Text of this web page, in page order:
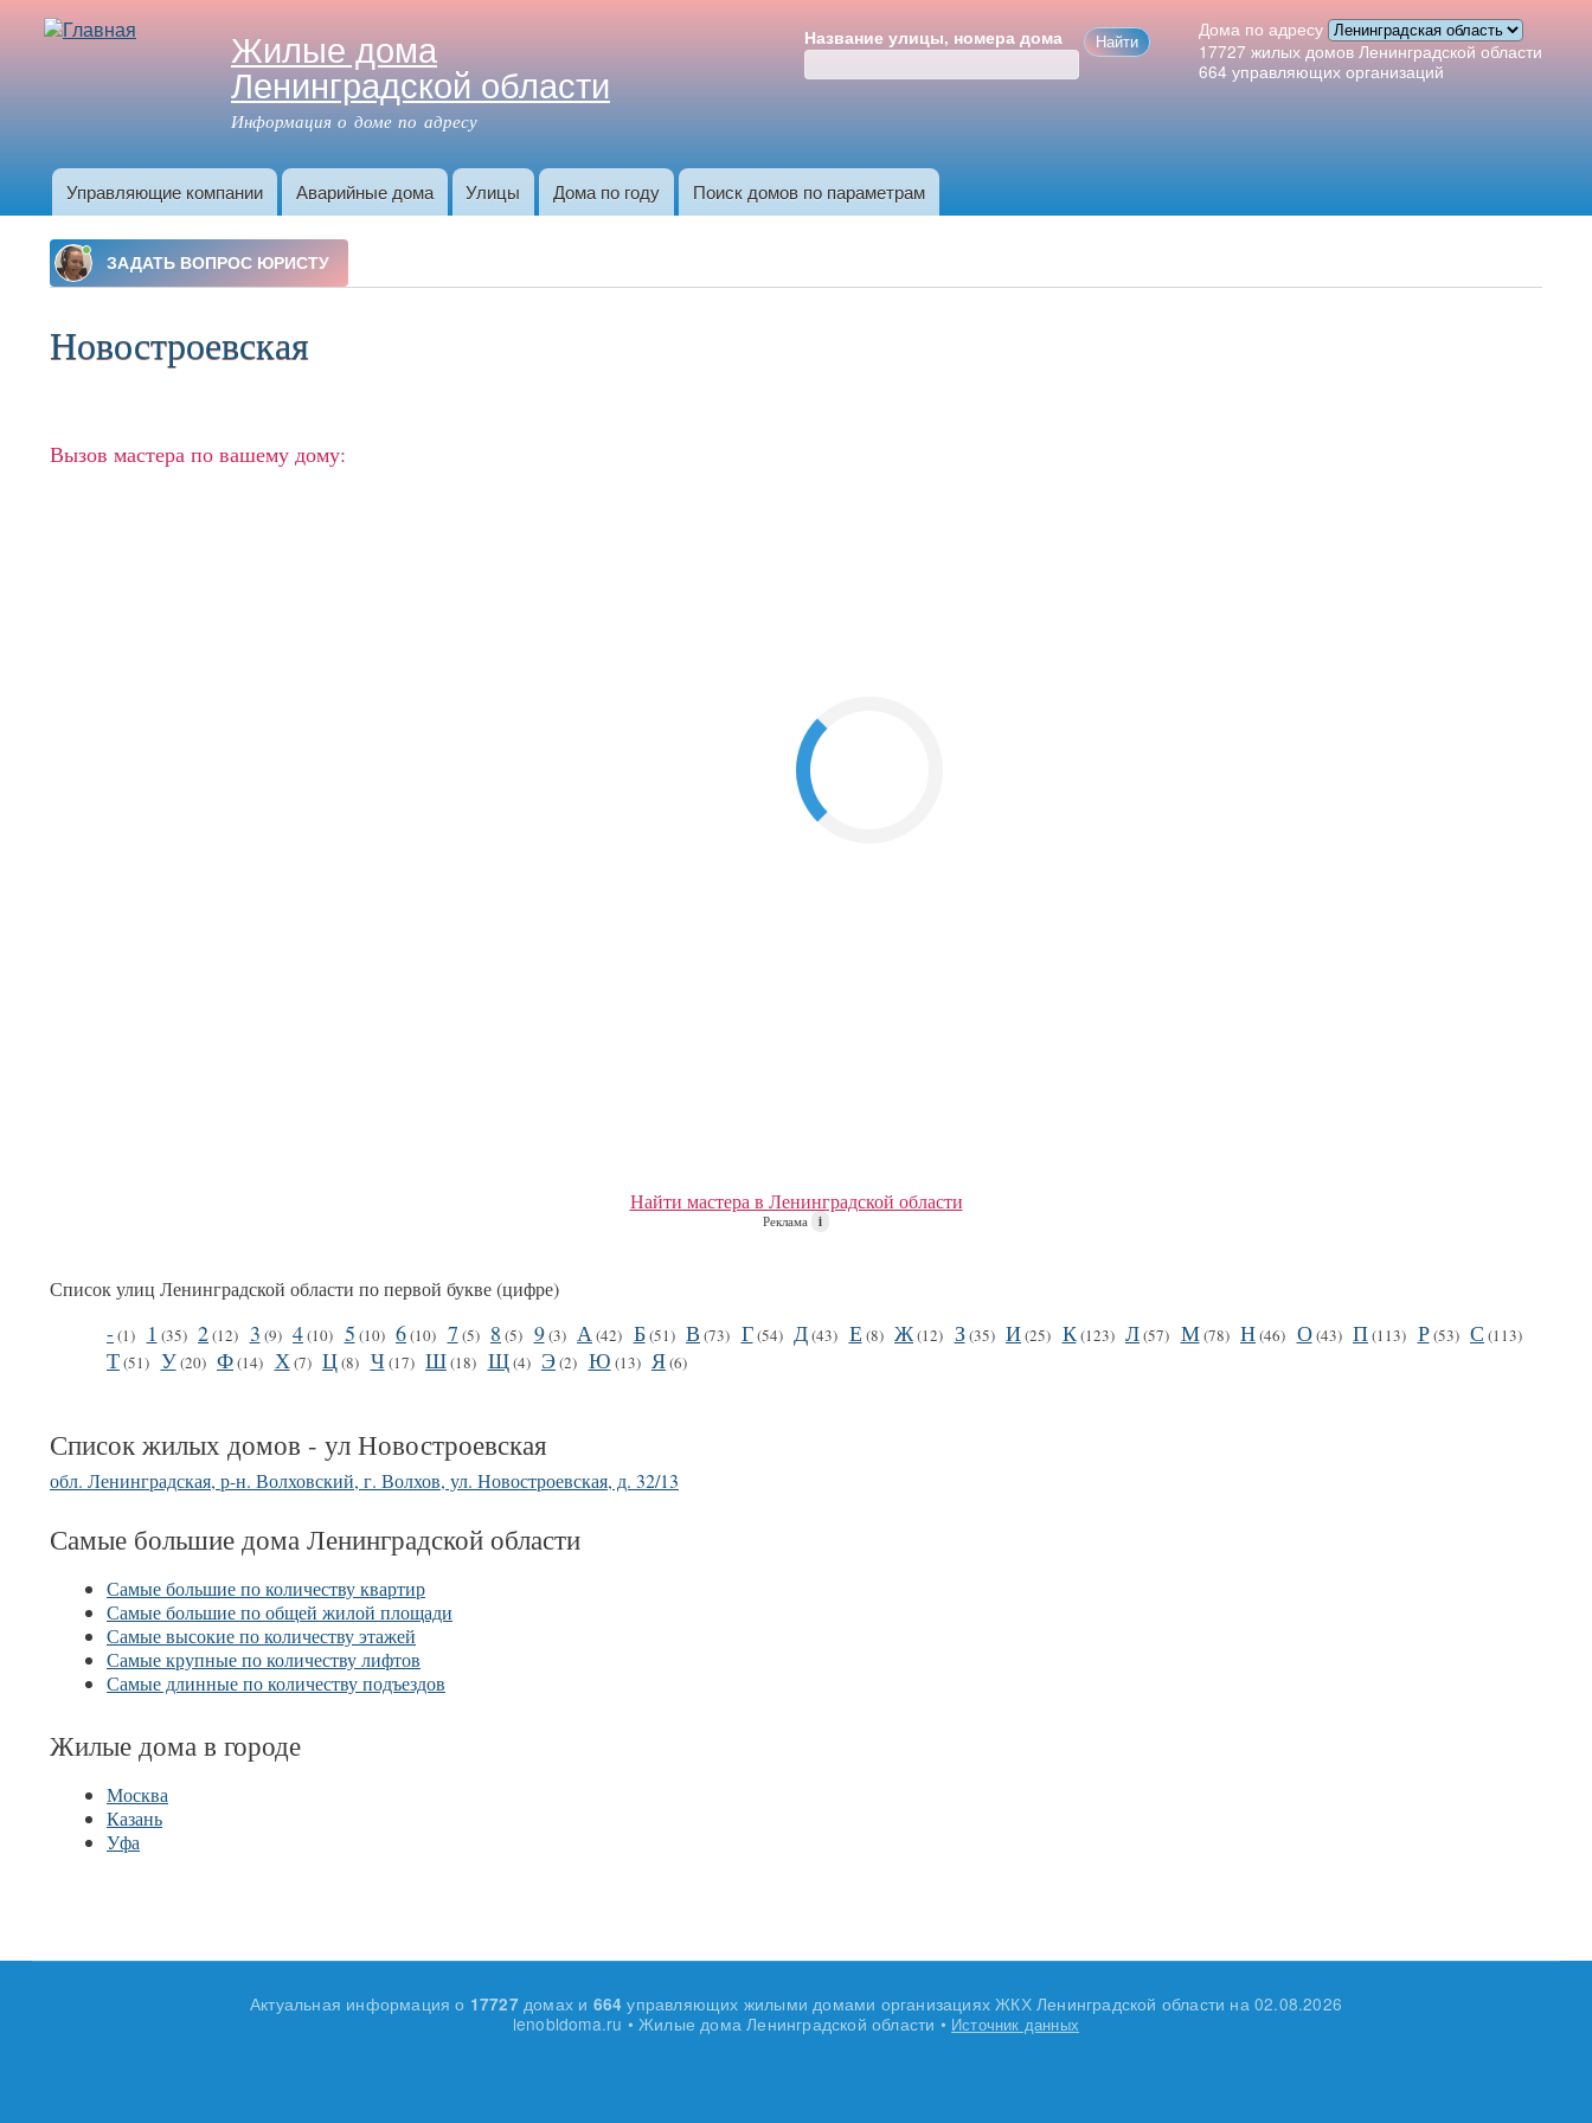
содержанию
Жилые дома
Ленинградской области
Информация о доме по адресу
Название улицы, номера дома
Дома по адресу
17727 жилых домов Ленинградской области
664 управляющих организаций
Главное меню
Управляющие компании Аварийные дома Улицы Дома по году Поиск домов по параметрам
Новостроевская
Вызов мастера по вашему дому:
Найти мастера в Ленинградской области
Реклама i
Список улиц Ленинградской области по первой букве (цифре)
-(1) 1 (35) 2(12) 3 (9) 4(10) 5 (10) 6(10) 7 (5) 8 (5) 9(3) А (42) Б(51) В (73) Г(54) Д(43) Е (8) Ж(12) З(35) И(25) К(123) Л(57) М(78) Н(46) О(43) П(113) Р(53) С (113)
Т(51) У(20) Ф(14) Х(7) Ц(8) Ч (17) Ш(18) Щ(4) Э(2) Ю (13) Я(6)
Список жилых домов - ул Новостроевская
обл. Ленинградская, р-н. Волховский, г. Волхов, ул. Новостроевская, д. 32/13
Самые большие дома Ленинградской области
Самые большие по количеству квартир
Самые большие по общей жилой площади
Самые высокие по количеству этажей
Самые крупные по количеству лифтов
Самые длинные по количеству подъездов
Жилые дома в городе
Москва
Казань
Уфа
Актуальная информация о 17727 домах и 664управляющих жилыми домами организациях ЖКХ Ленинградской области на02.08.2026
lenobldoma.ru • Жилые дома Ленинградской области • Источник данных